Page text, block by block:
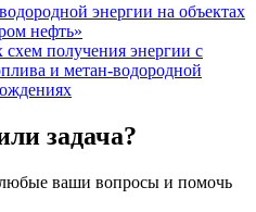
энергии на объектах
нефть»
получения энергии с
и метан-водородной
задача?
ваши вопросы и помочь